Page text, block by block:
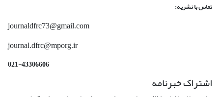
تماس با نشریه:
journaldfrc73@gmail.com
journal.dfrc@mporg.ir
021-43306606
اشتراک خبرنامه